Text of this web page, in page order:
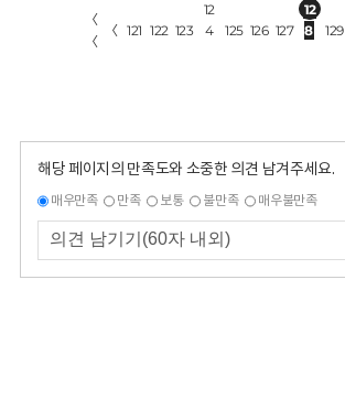
〈
〈
〈 121 122 123
12
4
125 126 127
12
8
129
해당 페이지의 만족도와 소중한 의견 남겨주세요.
매우만족 만족 보통 불만족 매우불만족